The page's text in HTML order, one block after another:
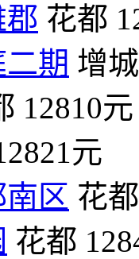
花都
期 增城
12810元
元
区 花都
花都